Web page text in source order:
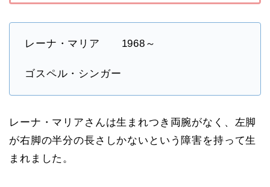
レーナ・マリア 1968～
ゴスペル・シンガー
レーナ・マリアさんは生まれつき両腕がなく、左脚
が右脚の半分の長さしかないという障害を持って生
まれました。